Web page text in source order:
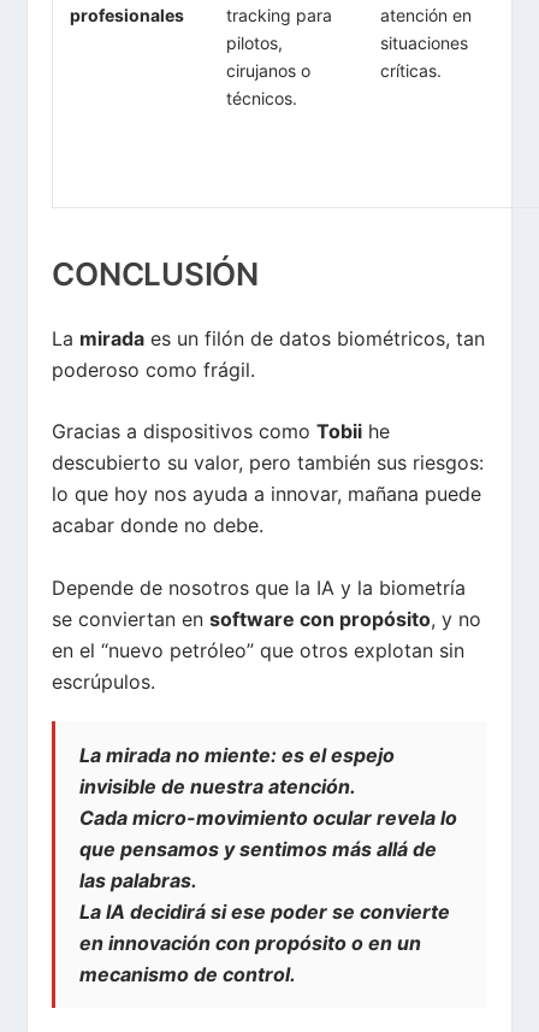
profesionales
tracking para
pilotos,
cirujanos o
técnicos.
atención en
situaciones
críticas.
CONCLUSIÓN
La mirada es un filón de datos biométricos, tan
poderoso como frágil.
Gracias a dispositivos comoTobii he
descubierto su valor, pero también sus riesgos:
lo que hoy nos ayuda a innovar, mañana puede
acabar donde no debe.
Depende de nosotros que la IA y la biometría
se conviertan ensoftware con propósito, y no
en el “nuevo petróleo” que otros explotan sin
escrúpulos.
La mirada no miente: es el espejo
invisible de nuestra atención.
Cada micro-movimiento ocular revela lo
que pensamos y sentimos más allá de
las palabras.
La IA decidirá si ese poder se convierte
en innovación con propósito o en un
mecanismo de control.